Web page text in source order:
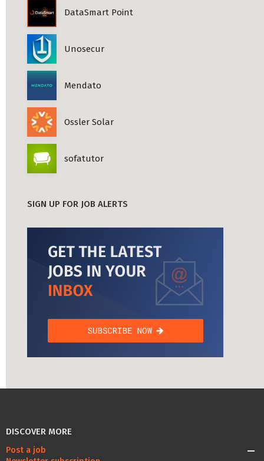
DataSmart Point
Unosecur
Mendato
Ossler Solar
sofatutor
SIGN UP FOR JOB ALERTS
DISCOVER MORE
Post a job